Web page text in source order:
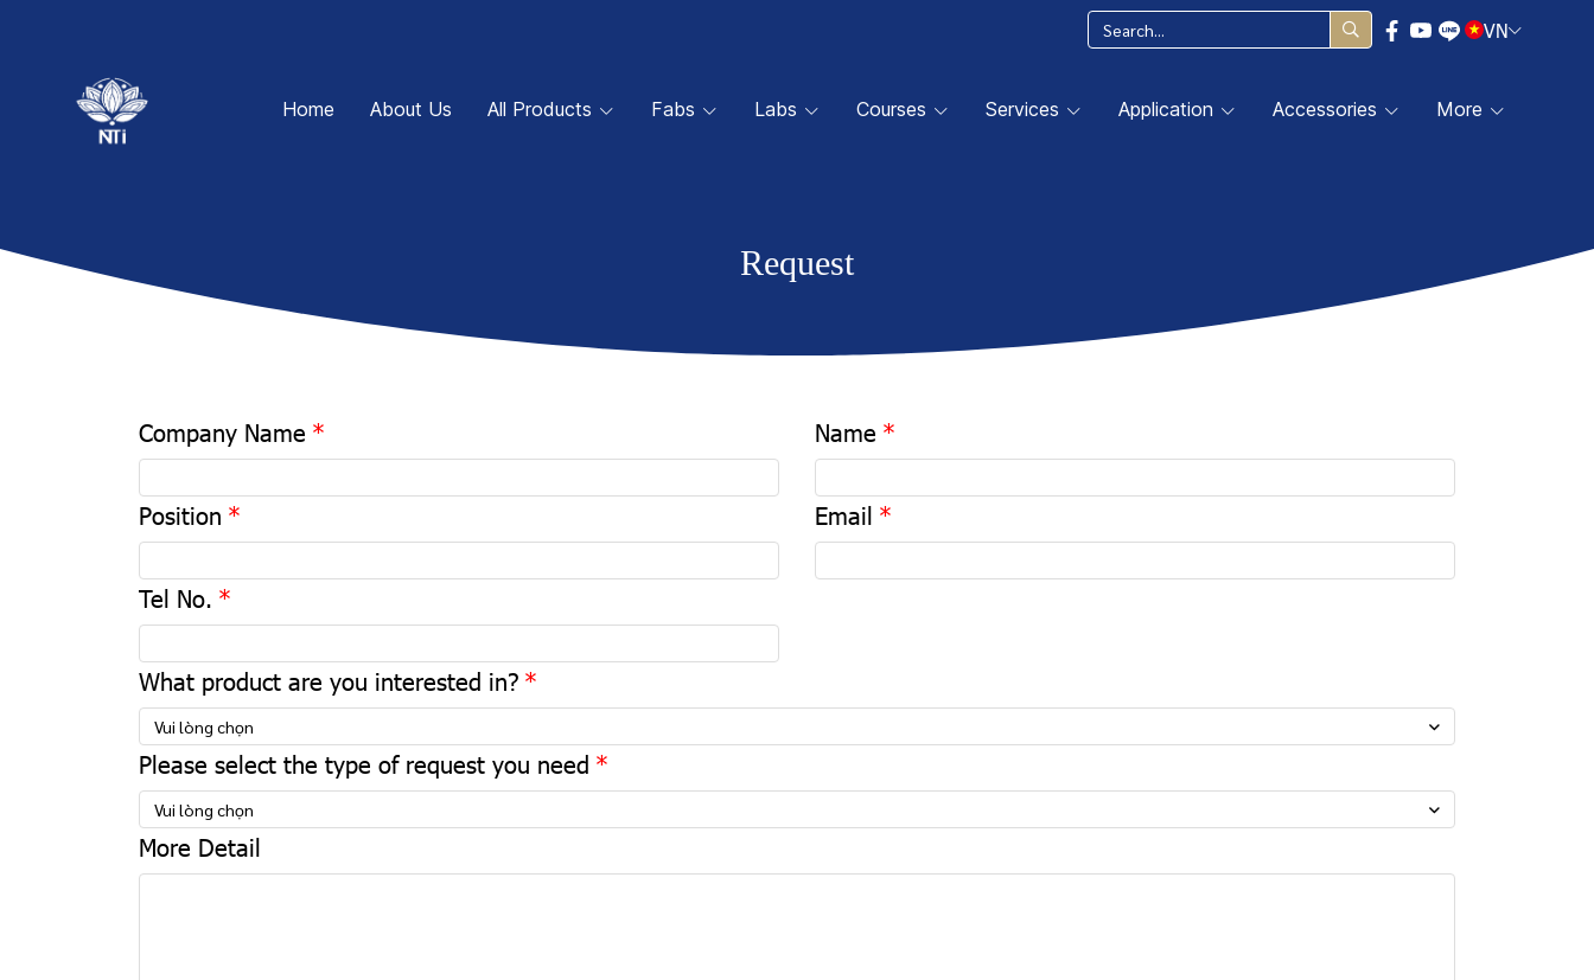
VN
Home About Us All Products Fabs Labs Courses Services Application Accessories More
Request
Company Name Name
Position Email
Tel No.
What product are you interested in?
Vui lòng chọn
Please select the type of request you need
Vui lòng chọn
More Detail